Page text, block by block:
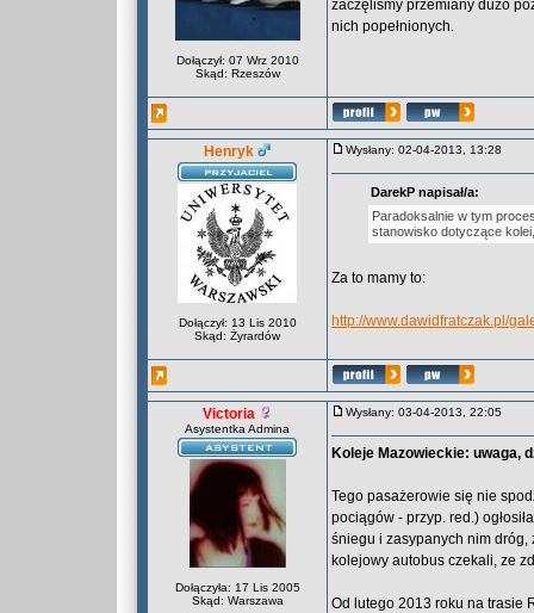
Dołączył: 07 Wrz 2010
Skąd: Rzeszów
zaczęliśmy przemiany dużo
nich popełnionych.
Henryk
Dołączył: 13 Lis 2010
Skąd: Żyrardów
Wysłany: 02-04-2013, 13:28
DarekP napisał/a:
Paradoksalnie w tym
stanowisko dotyczące
Za to mamy to:
http://www.dawidfratczak.pl/
Victoria
Asystentka Admina
Dołączyła: 17 Lis 2005
Skąd: Warszawa
Wysłany: 03-04-2013, 22:05
Koleje Mazowieckie: uwaga,
Tego pasażerowie się nie
pociągów - przyp. red.)
śniegu i zasypanych nim dróg,
kolejowy autobus czekali, ze
Od lutego 2013 roku na trasie